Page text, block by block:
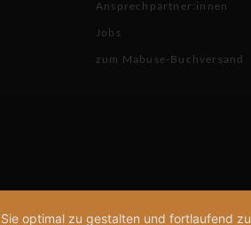
Ansprechpartner:innen
Jobs
zum Mabuse-Buchversand
optimal zu gestalten und fortlaufend